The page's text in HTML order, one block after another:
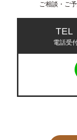
ご相談・ご
TEL
電話受